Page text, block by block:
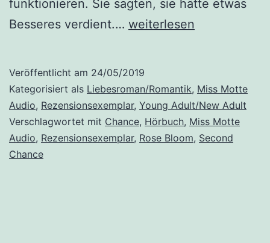
funktionieren. Sie sagten, sie hätte etwas
Besseres verdient.… „Chance
Second
Chance“
von
Rose
weiterlesen
Veröffentlicht am 24/05/2019
Kategorisiert als Liebesroman/Romantik, Miss Motte
Audio, Rezensionsexemplar, Young Adult/New Adult
Verschlagwortet mit Chance, Hörbuch, Miss Motte
Audio, Rezensionsexemplar, Rose Bloom, Second
Chance